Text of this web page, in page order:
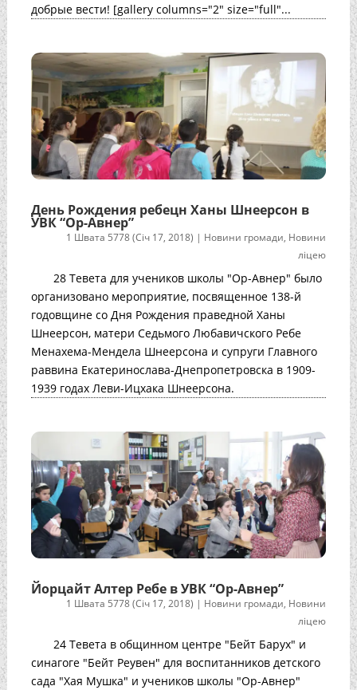
добрые вести! [gallery columns="2" size="full"...
День Рождения ребецн Ханы Шнеерсон в
УВК “Ор-Авнер”
1 Швата 5778 (Січ 17, 2018) | Новини громади, Новини
ліцею
28 Тевета для учеников школы "Ор-Авнер" было
организовано мероприятие, посвященное 138-й
годовщине со Дня Рождения праведной Ханы
Шнеерсон, матери Седьмого Любавичского Ребе
Менахема-Мендела Шнеерсона и супруги Главного
раввина Екатеринослава-Днепропетровска в 1909-
1939 годах Леви-Ицхака Шнеерсона.
Йорцайт Алтер Ребе в УВК “Ор-Авнер”
1 Швата 5778 (Січ 17, 2018) | Новини громади, Новини
ліцею
24 Тевета в общинном центре "Бейт Барух" и
синагоге "Бейт Реувен" для воспитанников детского
сада "Хая Мушка" и учеников школы "Ор-Авнер"